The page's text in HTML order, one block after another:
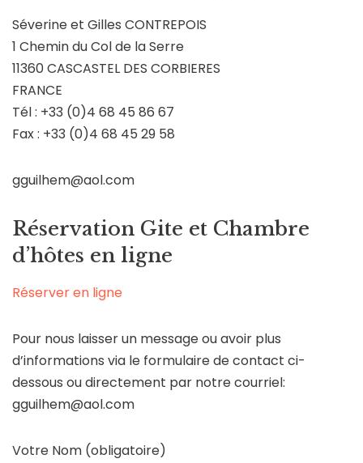
Séverine et Gilles CONTREPOIS
1 Chemin du Col de la Serre
11360 CASCASTEL DES CORBIERES
FRANCE
Tél : +33 (0)4 68 45 86 67
Fax : +33 (0)4 68 45 29 58
gguilhem@aol.com
Réservation Gite et Chambre
d’hôtes en ligne
Réserver en ligne
Pour nous laisser un message ou avoir plus
d’informations via le formulaire de contact ci-
dessous ou directement par notre courriel:
gguilhem@aol.com
Votre Nom (obligatoire)